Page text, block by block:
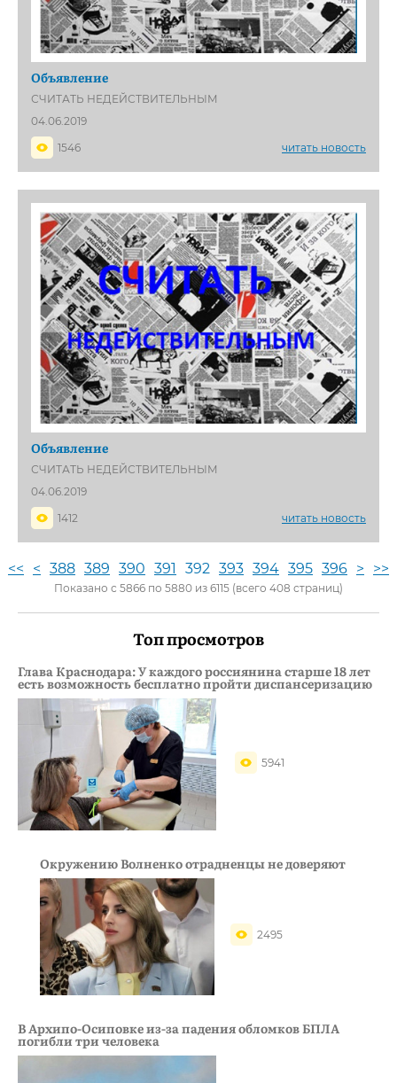
Объявление
СЧИТАТЬ НЕДЕЙСТВИТЕЛЬНЫМ
04.06.2019
1546
читать новость
Объявление
СЧИТАТЬ НЕДЕЙСТВИТЕЛЬНЫМ
04.06.2019
1412
читать новость
<< < 388 389 390 391 392 393 394 395 396 > >>
Показано с 5866 по 5880 из 6115 (всего 408 страниц)
Топ просмотров
Глава Краснодара: У каждого россиянина старше 18 лет
есть возможность бесплатно пройти диспансеризацию
5941
Окружению Волненко отрадненцы не доверяют
2495
В Архипо-Осиповке из-за падения обломков БПЛА
погибли три человека